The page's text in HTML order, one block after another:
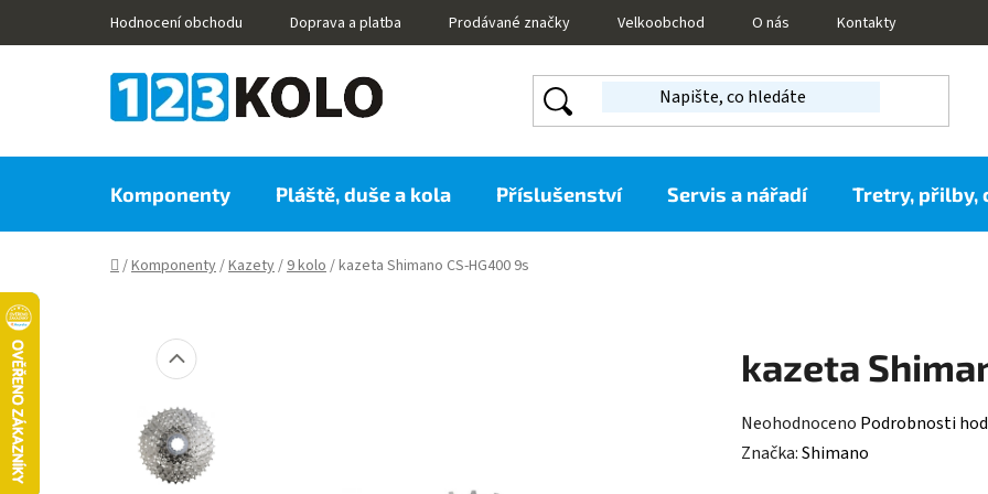
Hodnocení obchodu Doprava a platba Prodávané značky Velkoobchod O nás Kontakty
Komponenty Pláště, duše a kola Příslušenství Servis a nářadí Tretry, přilby,
Domů
/Komponenty/Kazety/9 kolo/kazeta Shimano CS-HG400 9s
kazeta
Průměrné
hodnocení
Neohodnoceno Podrobnosti
Značka:Shimano